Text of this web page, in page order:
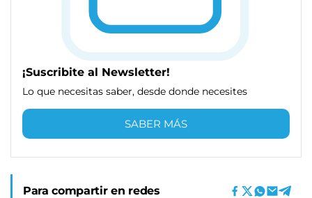
¡Suscribite al Newsletter!
Lo que necesitas saber, desde donde necesites
SABER MÁS
Para compartir en redes